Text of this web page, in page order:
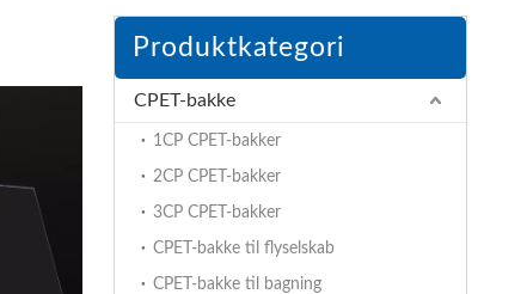
Produktkategori
CPET-bakke
1CP CPET-bakker
2CP CPET-bakker
3CP CPET-bakker
CPET-bakke til flyselskab
CPET-bakke til bagning